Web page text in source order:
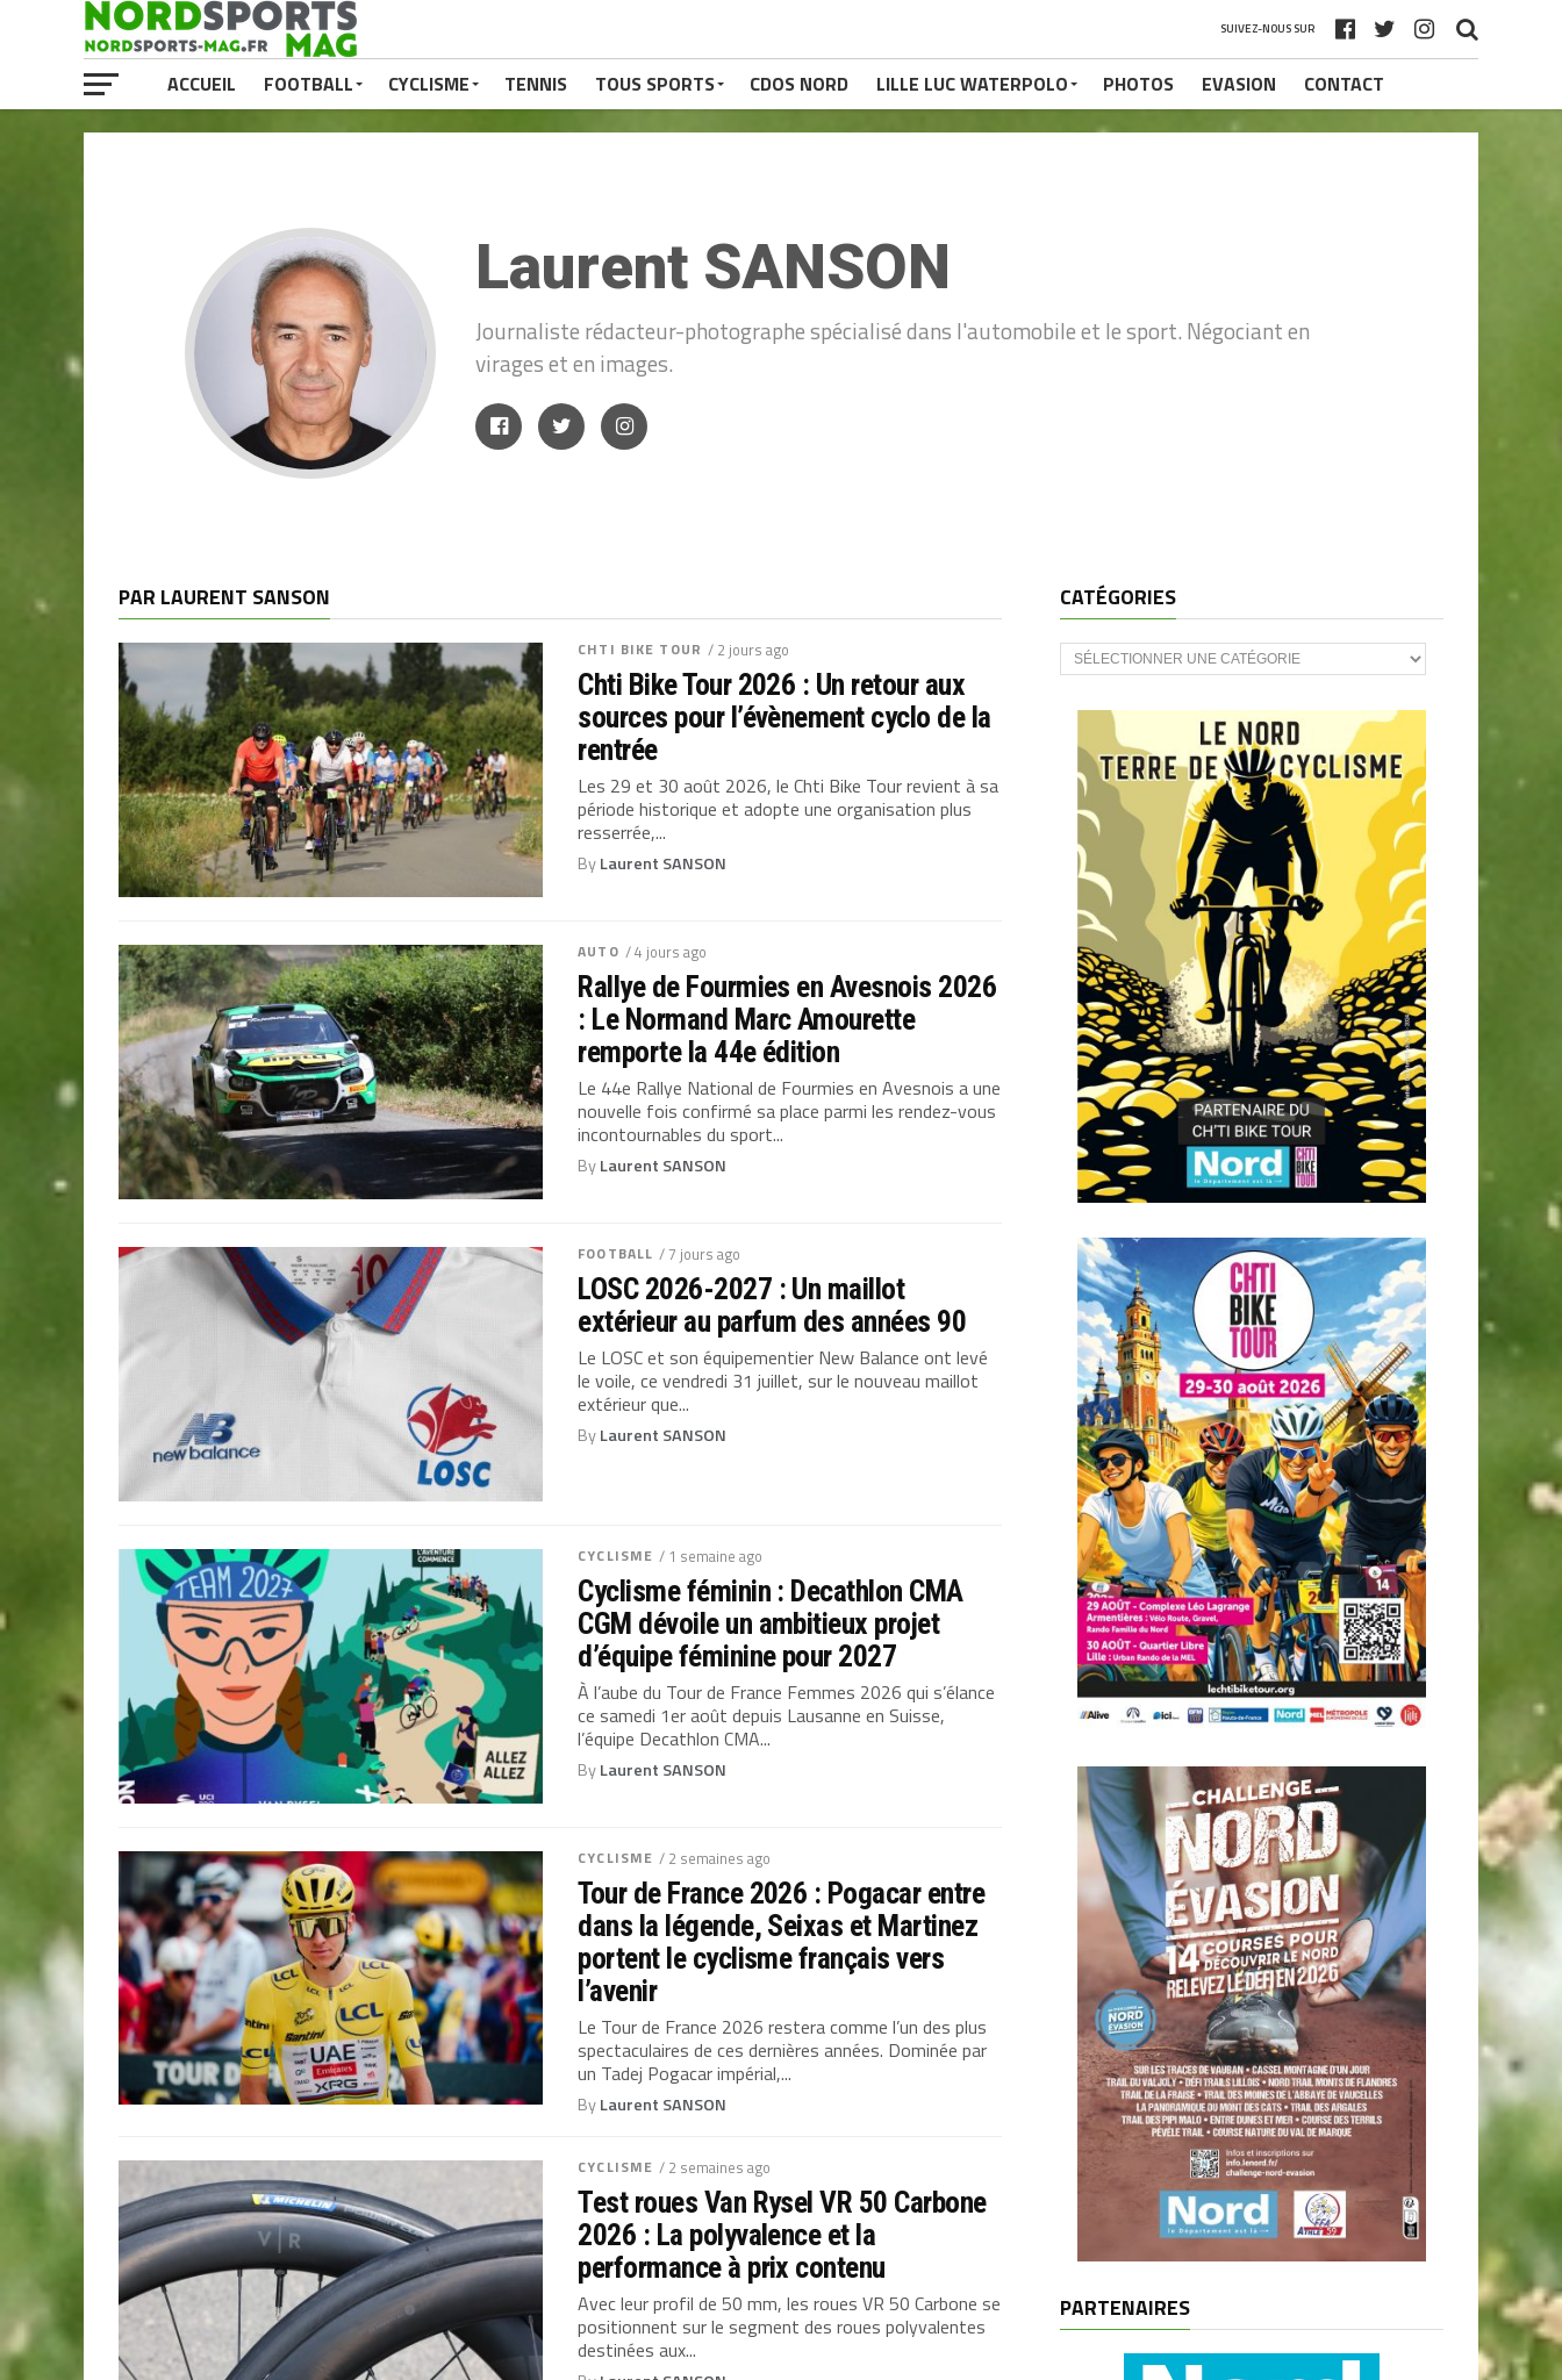
SUIVEZ-NOUS SUR
ACCUEIL FOOTBALL CYCLISME TENNIS TOUS SPORTS CDOS NORD LILLE LUC WATERPOLO PHOTOS EVASION CONTACT
Laurent SANSON
Journaliste rédacteur-photographe spécialisé dans l'automobile et le sport. Négociant en
virages et en images.
PAR LAURENT SANSON
CHTI BIKE TOUR / 2 jours ago
Chti Bike Tour 2026 : Un retour aux
sources pour l’évènement cyclo de la
rentrée
Les 29 et 30 août 2026, le Chti Bike Tour revient à sa
période historique et adopte une organisation plus
resserrée,...
ByLaurent SANSON
AUTO / 4 jours ago
Rallye de Fourmies en Avesnois 2026
: Le Normand Marc Amourette
remporte la 44e édition
Le 44e Rallye National de Fourmies en Avesnois a une
nouvelle fois confirmé sa place parmi les rendez-vous
incontournables du sport...
ByLaurent SANSON
FOOTBALL / 7 jours ago
LOSC 2026-2027 : Un maillot
extérieur au parfum des années 90
Le LOSC et son équipementier New Balance ont levé
le voile, ce vendredi 31 juillet, sur le nouveau maillot
extérieur que...
ByLaurent SANSON
CYCLISME / 1 semaine ago
Cyclisme féminin : Decathlon CMA
CGM dévoile un ambitieux projet
d’équipe féminine pour 2027
À l’aube du Tour de France Femmes 2026 qui s’élance
ce samedi 1er août depuis Lausanne en Suisse,
l’équipe Decathlon CMA...
ByLaurent SANSON
CYCLISME / 2 semaines ago
Tour de France 2026 : Pogacar entre
dans la légende, Seixas et Martinez
portent le cyclisme français vers
l’avenir
Le Tour de France 2026 restera comme l’un des plus
spectaculaires de ces dernières années. Dominée par
un Tadej Pogacar impérial,...
ByLaurent SANSON
CYCLISME / 2 semaines ago
Test roues Van Rysel VR 50 Carbone
2026 : La polyvalence et la
performance à prix contenu
Avec leur profil de 50 mm, les roues VR 50 Carbone se
positionnent sur le segment des roues polyvalentes
destinées aux...
CATÉGORIES
CATÉGORIES
PARTENAIRES